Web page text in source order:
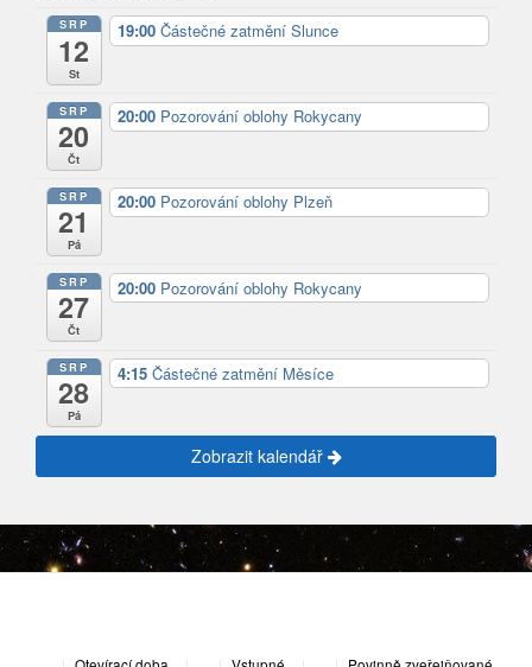
SRP
12
St
19:00 Částečné zatmění Slunce
SRP
20
Čt
20:00 Pozorování oblohy Rokycany
SRP
21
Pá
20:00 Pozorování oblohy Plzeň
SRP
27
Čt
20:00 Pozorování oblohy Rokycany
SRP
28
Pá
4:15 Částečné zatmění Měsíce
Zobrazit kalendář